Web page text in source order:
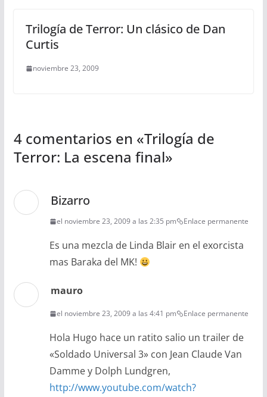
Trilogía de Terror: Un clásico de Dan
Curtis
noviembre 23, 2009
4 comentarios en «Trilogía de
Terror: La escena final»
Bizarro
el noviembre 23, 2009 a las 2:35 pm Enlace permanente
Es una mezcla de Linda Blair en el exorcista
mas Baraka del MK!
mauro
el noviembre 23, 2009 a las 4:41 pm Enlace permanente
Hola Hugo hace un ratito salio un trailer de
«Soldado Universal 3» con Jean Claude Van
Damme y Dolph Lundgren,
http://www.youtube.com/watch?